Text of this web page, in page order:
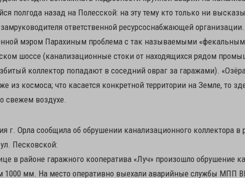
полгода назад на Полесской: на эту тему кто только ни
ответственной ресурсоснабжающей организации.
мэром Парахиным проблема с так называемыми
шоссе (канализационные стоки от находящихся рядом
коллектор попадают в соседний овраг за гаражами).
из космоса; что касается конкретной территории на Земле, то
свежем воздухе.
г. Орла сообщила об обрушении канализационного коллектора в
Песковской:
в районе гаражного кооператива «Луч» произошло обрушение
1000 мм. На место оперативно выехали аварийные службы МПП